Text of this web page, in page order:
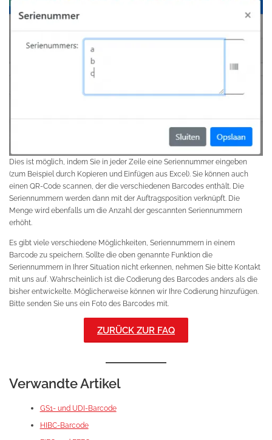
Dies ist möglich, indem Sie in jeder Zeile eine Seriennummer eingeben
(zum Beispiel durch Kopieren und Einfügen aus Excel). Sie können auch
einen QR-Code scannen, der die verschiedenen Barcodes enthält. Die
Seriennummern werden dann mit der Auftragsposition verknüpft. Die
Menge wird ebenfalls um die Anzahl der gescannten Seriennummern
erhöht.
Es gibt viele verschiedene Möglichkeiten, Seriennummern in einem
Barcode zu speichern. Sollte die oben genannte Funktion die
Seriennummern in Ihrer Situation nicht erkennen, nehmen Sie bitte Kontakt
mit uns auf. Wahrscheinlich ist die Codierung des Barcodes anders als die
bisher entwickelte. Möglicherweise können wir Ihre Codierung hinzufügen.
Bitte senden Sie uns ein Foto des Barcodes mit.
ZURÜCK ZUR FAQ
Verwandte Artikel
GS1- und UDI-Barcode
HIBC-Barcode